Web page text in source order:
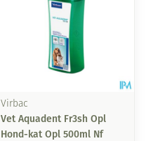
Virbac
Vet Aquadent Fr3sh Opl
Hond-kat Opl 500ml Nf